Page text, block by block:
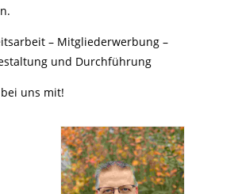
– Mitgliederwerbung –
und Durchführung
uns mit!